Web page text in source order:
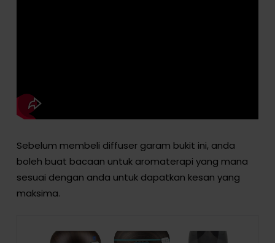
Sebelum membeli diffuser garam bukit ini, anda
boleh buat bacaan untuk aromaterapi yang mana
sesuai dengan anda untuk dapatkan kesan yang
maksima.